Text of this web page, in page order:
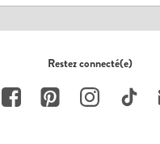
Restez connecté(e)